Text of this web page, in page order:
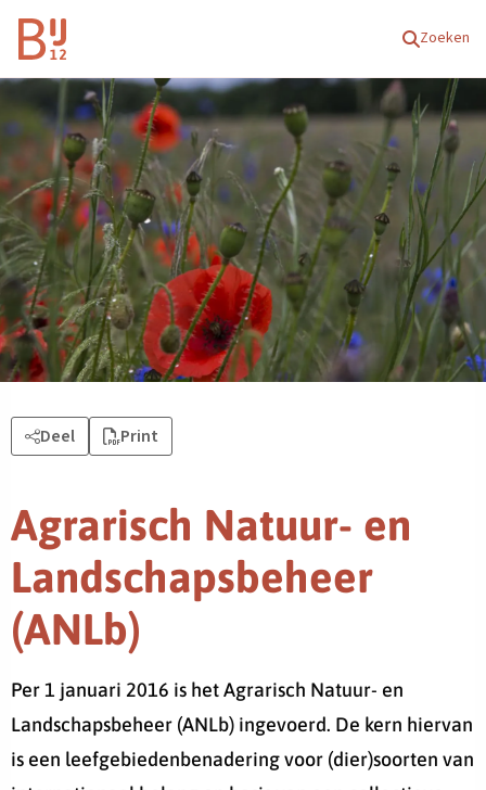
Homepagina Zoeken
Deel Print
Agrarisch Natuur- en
Landschapsbeheer
(ANLb)
Per 1 januari 2016 is het Agrarisch Natuur- en
Landschapsbeheer (ANLb) ingevoerd. De kern hiervan
is een leefgebiedenbenadering voor (dier)soorten van